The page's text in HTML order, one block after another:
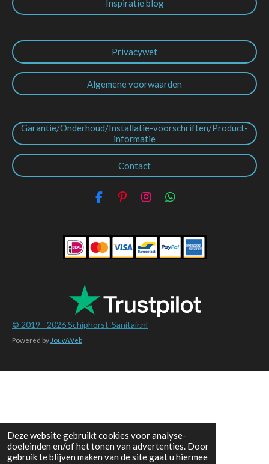
Deze website gebruikt cookies voor analyse-
doeleinden en/of het tonen van advertenties. Door
gebruik te blijven maken van de site gaat u hiermee
Inspiratie blog
Privacywet
Algemene voorwaarden
Garantie/Onderhoud/Installatie-voorschriften/Product-
informatie
Contact
F
e
b
o
P
t
e
r
I
t
a
g
W
t
s
A
© 2019 - 2026Schiphorst-Sanitair.nl
Powered by JouwWeb